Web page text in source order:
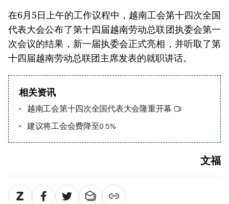
在6月5日上午的工作议程中，越南工会第十四次全国
代表大会公布了第十四届越南劳动总联团执委会第一
次会议的结果，新一届执委会正式亮相，并听取了第
十四届越南劳动总联团主席发表的就职讲话。
相关资讯
越南工会第十四次全国代表大会隆重开幕
建议将工会会费降至0.5%
文福